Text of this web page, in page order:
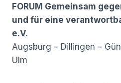
FORUM Gemeinsam
und für eine
e.V.
Augsburg – Dillingen –
Ulm